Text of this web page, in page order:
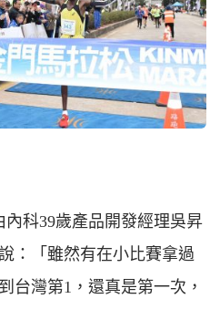
科39歲產品開發經理吳昇
：「雖然有在小比賽拿過
台灣第1，還真是第一次，